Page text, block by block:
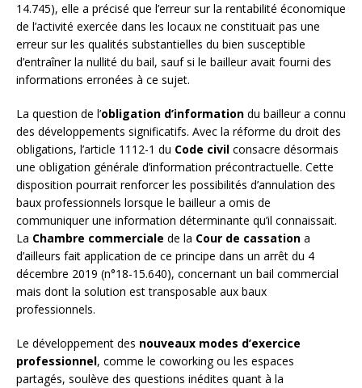
14.745), elle a précisé que l’erreur sur la rentabilité économique
de l’activité exercée dans les locaux ne constituait pas une
erreur sur les qualités substantielles du bien susceptible
d’entraîner la nullité du bail, sauf si le bailleur avait fourni des
informations erronées à ce sujet.
La question de l’obligation d’information du bailleur a connu
des développements significatifs. Avec la réforme du droit des
obligations, l’article 1112-1 du Code civil consacre désormais
une obligation générale d’information précontractuelle. Cette
disposition pourrait renforcer les possibilités d’annulation des
baux professionnels lorsque le bailleur a omis de
communiquer une information déterminante qu’il connaissait.
La Chambre commerciale de la Cour de cassation a
d’ailleurs fait application de ce principe dans un arrêt du 4
décembre 2019 (n°18-15.640), concernant un bail commercial
mais dont la solution est transposable aux baux
professionnels.
Le développement des nouveaux modes d’exercice
professionnel, comme le coworking ou les espaces
partagés, soulève des questions inédites quant à la